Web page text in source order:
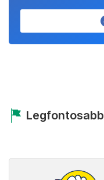
Legfontosabb